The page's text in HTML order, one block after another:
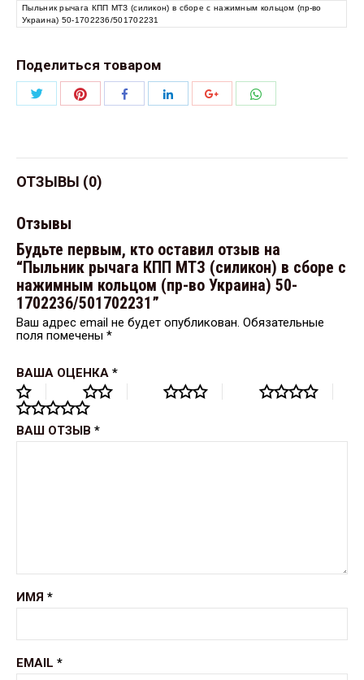
Пыльник рычага КПП МТЗ (силикон) в сборе с нажимным кольцом (пр-во
Украина) 50-1702236/501702231
Поделиться товаром
ПоделитьсяПоделитьсяПоделитьсяПоделитьсяПоделиться
ОТЗЫВЫ (0)
Отзывы
Будьте первым, кто оставил отзыв на
“Пыльник рычага КПП МТЗ (силикон) в сборе с
нажимным кольцом (пр-во Украина) 50-
1702236/501702231”
Ваш адрес email не будет опубликован. Обязательные
поля помечены *
ВАША ОЦЕНКА *
ВАШ ОТЗЫВ *
ИМЯ *
EMAIL *